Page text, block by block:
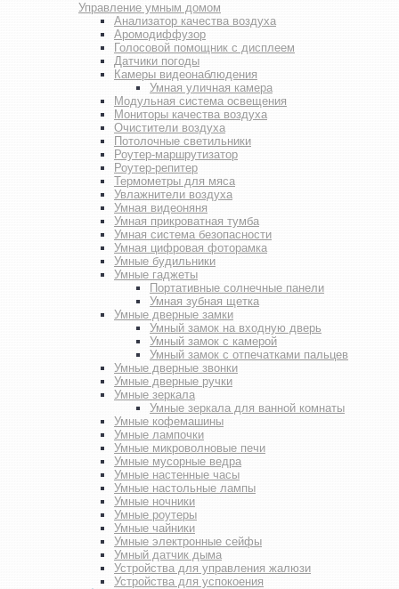
Управление умным домом
Анализатор качества воздуха
Аромодиффузор
Голосовой помощник с дисплеем
Датчики погоды
Камеры видеонаблюдения
Умная уличная камера
Модульная система освещения
Мониторы качества воздуха
Очистители воздуха
Потолочные светильники
Роутер-маршрутизатор
Роутер-репитер
Термометры для мяса
Увлажнители воздуха
Умная видеоняня
Умная прикроватная тумба
Умная система безопасности
Умная цифровая фоторамка
Умные будильники
Умные гаджеты
Портативные солнечные панели
Умная зубная щетка
Умные дверные замки
Умный замок на входную дверь
Умный замок с камерой
Умный замок с отпечатками пальцев
Умные дверные звонки
Умные дверные ручки
Умные зеркала
Умные зеркала для ванной комнаты
Умные кофемашины
Умные лампочки
Умные микроволновые печи
Умные мусорные ведра
Умные настенные часы
Умные настольные лампы
Умные ночники
Умные роутеры
Умные чайники
Умные электронные сейфы
Умный датчик дыма
Устройства для управления жалюзи
Устройства для успокоения